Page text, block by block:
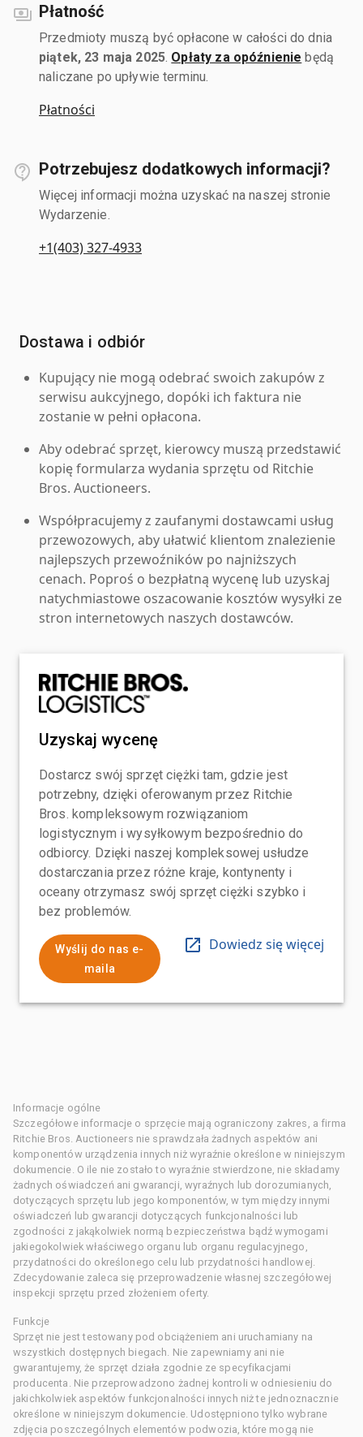
Płatność
Przedmioty muszą być opłacone w całości do dnia
piątek, 23 maja 2025 Opłaty za opóźnienie będą
naliczane po upływie terminu.
Płatności
Potrzebujesz dodatkowych informacji?
Więcej informacji można uzyskać na naszej stronie
Wydarzenie.
+1(403) 327-4933
Dostawa i odbiór
Kupujący nie mogą odebrać swoich zakupów z
serwisu aukcyjnego, dopóki ich faktura nie
zostanie w pełni opłacona.
Aby odebrać sprzęt, kierowcy muszą przedstawić
kopię formularza wydania sprzętu od Ritchie
Bros. Auctioneers.
Współpracujemy z zaufanymi dostawcami usług
przewozowych, aby ułatwić klientom znalezienie
najlepszych przewoźników po najniższych
cenach. Poproś o bezpłatną wycenę lub uzyskaj
natychmiastowe oszacowanie kosztów wysyłki ze
stron internetowych naszych dostawców.
Uzyskaj wycenę
Dostarcz swój sprzęt ciężki tam, gdzie jest
potrzebny, dzięki oferowanym przez Ritchie
Bros. kompleksowym rozwiązaniom
logistycznym i wysyłkowym bezpośrednio do
odbiorcy. Dzięki naszej kompleksowej usłudze
dostarczania przez różne kraje, kontynenty i
oceany otrzymasz swój sprzęt ciężki szybko i
bez problemów.
Wyślij do nas e-
maila
Dowiedz się więcej
Informacje ogólne
Szczegółowe informacje o sprzęcie mają ograniczony zakres, a firma
Ritchie Bros. Auctioneers nie sprawdzała żadnych aspektów ani
komponentów urządzenia innych niż wyraźnie określone w niniejszym
dokumencie. O ile nie zostało to wyraźnie stwierdzone, nie składamy
żadnych oświadczeń ani gwarancji, wyraźnych lub dorozumianych,
dotyczących sprzętu lub jego komponentów, w tym między innymi
oświadczeń lub gwarancji dotyczących funkcjonalności lub
zgodności z jakąkolwiek normą bezpieczeństwa bądź wymogami
jakiegokolwiek właściwego organu lub organu regulacyjnego,
przydatności do określonego celu lub przydatności handlowej.
Zdecydowanie zaleca się przeprowadzenie własnej szczegółowej
inspekcji sprzętu przed złożeniem oferty.
Funkcje
Sprzęt nie jest testowany pod obciążeniem ani uruchamiany na
wszystkich dostępnych biegach. Nie zapewniamy ani nie
gwarantujemy, że sprzęt działa zgodnie ze specyfikacjami
producenta. Nie przeprowadzono żadnej kontroli w odniesieniu do
jakichkolwiek aspektów funkcjonalności innych niż te jednoznacznie
określone w niniejszym dokumencie. Udostępniono tylko wybrane
zdjęcia poszczególnych elementów podwozia, które mogą nie